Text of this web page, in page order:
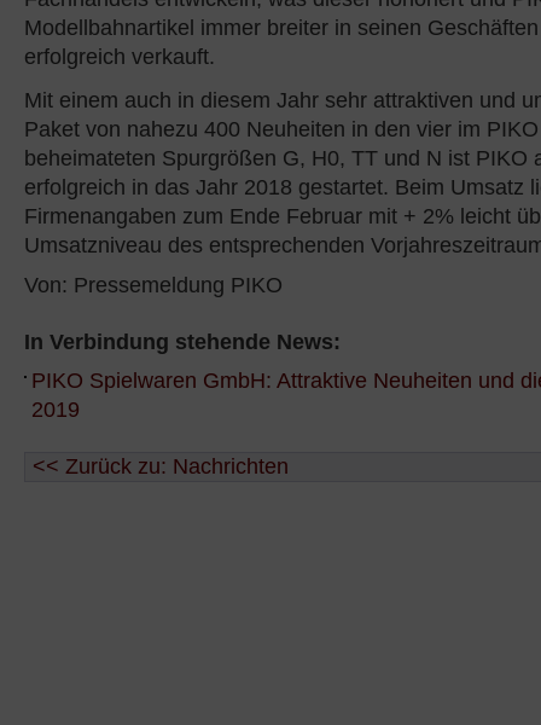
Modellbahnartikel immer breiter in seinen
erfolgreich verkauft.
Mit einem auch in diesem Jahr sehr attraktiven und
Paket von nahezu 400 Neuheiten in den vier im
beheimateten Spurgrößen G, H0, TT und N ist PIKO
erfolgreich in das Jahr 2018 gestartet. Beim Umsatz
Firmenangaben zum Ende Februar mit + 2% leicht
Umsatzniveau des entsprechenden
Von: Pressemeldung PIKO
In Verbindung stehende News:
PIKO Spielwaren GmbH: Attraktive Neuheiten und
2019
<< Zurück zu: Nachrichten